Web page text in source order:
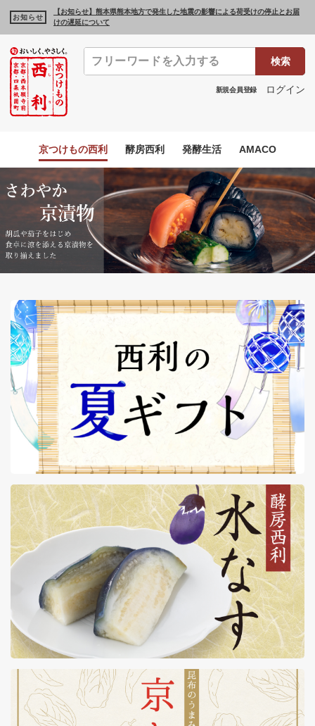
お知らせ
【お知らせ】熊本県熊本地方で発生した地震の影響による荷受けの停止とお届
けの遅延について
検索
新規会員登録 ログイン
京つけもの西利 酵房西利 発酵生活 AMACO